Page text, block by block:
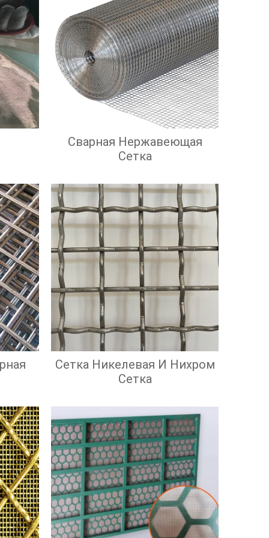
Сварная Нержавеющая
Сетка
Сетка Никелевая И Нихром
Сетка